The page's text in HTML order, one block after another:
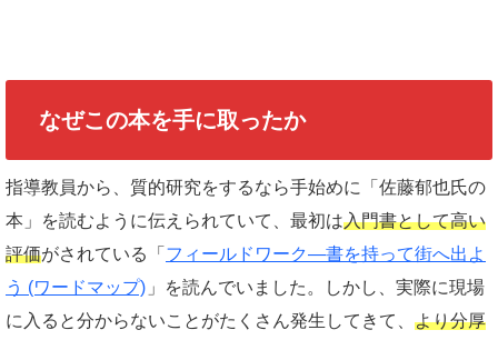
なぜこの本を手に取ったか
指導教員から、質的研究をするなら手始めに「佐藤郁也氏の
本」を読むように伝えられていて、最初は入門書として高い
評価がされている「 フィールドワーク―書を持って街へ出よ
う (ワードマップ) 」を読んでいました。しかし、実際に現場
に入ると分からないことがたくさん発生してきて、 より分厚